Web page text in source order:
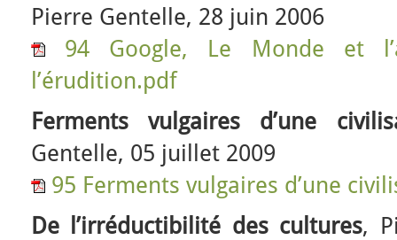
Pierre Gentelle, 28 juin 2006
94 Google, Le Monde et
l’érudition.pdf
Ferments vulgaires d’une
Gentelle, 05 juillet 2009
95 Ferments vulgaires d’une
De l’irréductibilité des cultures,